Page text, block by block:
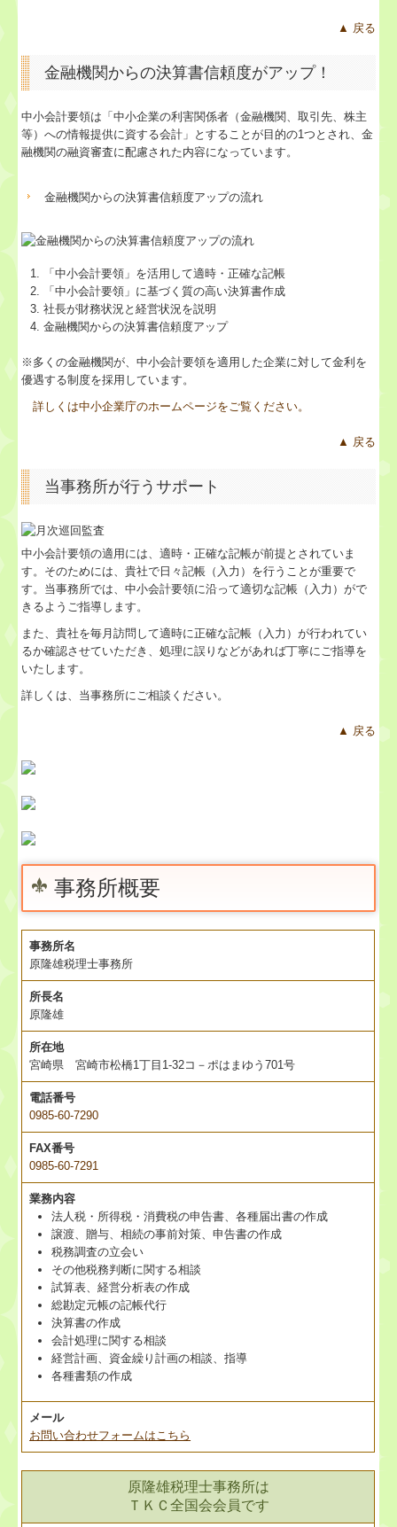
▲ 戻る
金融機関からの決算書信頼度がアップ！
中小会計要領は「中小企業の利害関係者（金融機関、取引先、株主
等）への情報提供に資する会計」とすることが目的の1つとされ、金
融機関の融資審査に配慮された内容になっています。
金融機関からの決算書信頼度アップの流れ
「中小会計要領」を活用して適時・正確な記帳
「中小会計要領」に基づく質の高い決算書作成
社長が財務状況と経営状況を説明
金融機関からの決算書信頼度アップ
※多くの金融機関が、中小会計要領を適用した企業に対して金利を
優遇する制度を採用しています。
詳しくは中小企業庁のホームページをご覧ください。
▲ 戻る
当事務所が行うサポート
中小会計要領の適用には、適時・正確な記帳が前提とされていま
す。そのためには、貴社で日々記帳（入力）を行うことが重要で
す。当事務所では、中小会計要領に沿って適切な記帳（入力）がで
きるようご指導します。
また、貴社を毎月訪問して適時に正確な記帳（入力）が行われてい
るか確認させていただき、処理に誤りなどがあれば丁寧にご指導を
いたします。
詳しくは、当事務所にご相談ください。
▲ 戻る
事務所概要
事務所名
原隆雄税理士事務所
所長名
原隆雄
所在地
宮崎県 宮崎市松橋1丁目1-32コ－ポはまゆう701号
電話番号
0985-60-7290
FAX番号
0985-60-7291
業務内容
法人税・所得税・消費税の申告書、各種届出書の作成
譲渡、贈与、相続の事前対策、申告書の作成
税務調査の立会い
その他税務判断に関する相談
試算表、経営分析表の作成
総勘定元帳の記帳代行
決算書の作成
会計処理に関する相談
経営計画、資金繰り計画の相談、指導
各種書類の作成
メール
お問い合わせフォームはこちら
原隆雄税理士事務所は
ＴＫＣ全国会会員です